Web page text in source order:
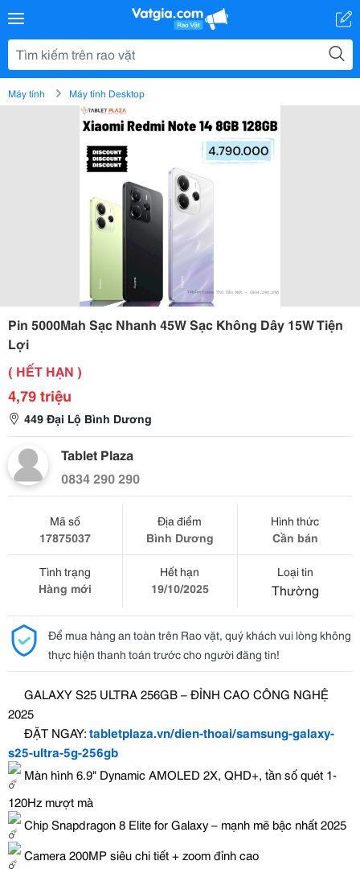
Máy tính Máy tính Desktop
Pin 5000Mah Sạc Nhanh 45W Sạc Không Dây 15W Tiện
Lợi
( HẾT HẠN )
4,79 triệu
449 Đại Lộ Bình Dương
Tablet Plaza
0834 290 290
Mã số
17875037
Địa điểm
Bình Dương
Hình thức
Cần bán
Tình trạng
Hàng mới
Hết hạn
19/10/2025
Loại tin
Thường
Để mua hàng an toàn trên Rao vặt, quý khách vui lòng không
thực hiện thanh toán trước cho người đăng tin!
GALAXY S25 ULTRA 256GB – ĐỈNH CAO CÔNG NGHỆ
2025
ĐẶT NGAY:tabletplaza.vn/dien-thoai/samsung-galaxy-
s25-ultra-5g-256gb
Màn hình 6.9" Dynamic AMOLED 2X, QHD+, tần số quét 1-
120Hz mượt mà
Chip Snapdragon 8 Elite for Galaxy – mạnh mẽ bậc nhất 2025
Camera 200MP siêu chi tiết + zoom đỉnh cao